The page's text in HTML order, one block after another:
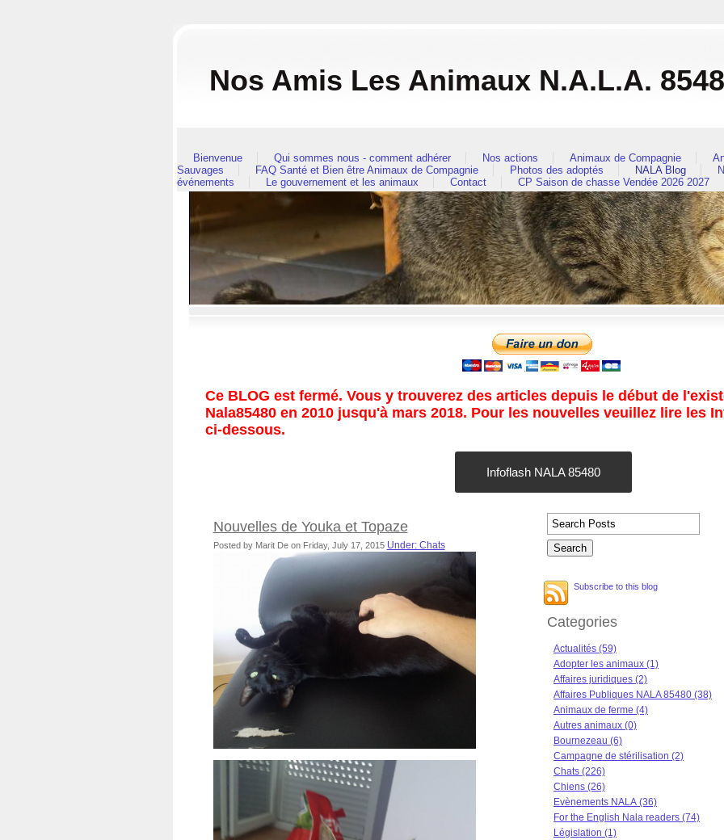
Nos Amis Les Animaux N.A.L.A.
Bienvenue Qui sommes nous - comment adhérer Nos actions Animaux de Compagnie
Sauvages
FAQ Santé et Bien être Animaux de Compagnie Photos des adoptés NALA Blog
événements
Le gouvernement et les animaux Contact CP Saison de chasse Vendée 2026 2027
Ce BLOG est fermé. Vous y trouverez des articles depuis le début de
Nala85480 en 2010 jusqu'à mars 2018. Pour les nouvelles veuillez lire les
ci-dessous.
Infoflash NALA 85480
Nouvelles de Youka et Topaze
Posted by Marit De on Friday, July 17, 2015 Under: Chats
Subscribe to this blog
Categories
Actualités (59)
Adopter les animaux (1)
Affaires juridiques (2)
Affaires Publiques NALA 85480 (38)
Animaux de ferme (4)
Autres animaux (0)
Bournezeau (6)
Campagne de stérilisation (2)
Chats (226)
Chiens (26)
Evènements NALA (36)
For the English Nala readers (74)
Législation (1)